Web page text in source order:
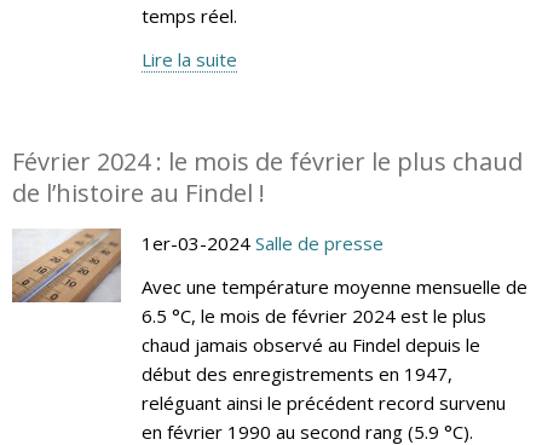
temps réel.
Lire la suite
Février 2024 : le mois de février le plus chaud
de l’histoire au Findel !
1er-03-2024 Salle de presse
Avec une température moyenne mensuelle de
6.5 °C, le mois de février 2024 est le plus
chaud jamais observé au Findel depuis le
début des enregistrements en 1947,
reléguant ainsi le précédent record survenu
en février 1990 au second rang (5.9 °C).